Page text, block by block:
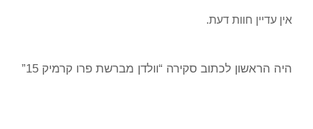
אין עדיין חוות דעת.
היה הראשון לכתוב סקירה “וולדן מברשת פרו קרמיק 15”